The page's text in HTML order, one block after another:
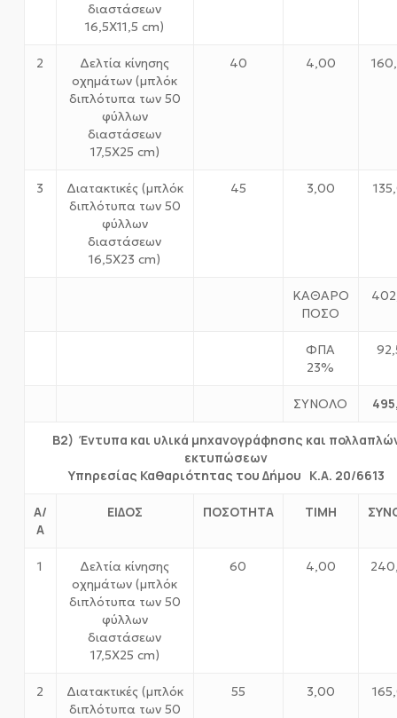
διαστάσεων
16,5Χ11,5 cm)
2
Δελτία κίνησης
οχημάτων (μπλόκ
διπλότυπα των 50
φύλλων
διαστάσεων
17,5Χ25 cm)
40 4,00
3
Διατακτικές (μπλόκ
διπλότυπα των 50
φύλλων
διαστάσεων
16,5Χ23 cm)
45 3,00
ΚΑΘΑΡΟ
ΠΟΣΟ
ΦΠΑ
23%
ΣΥΝΟΛΟ
Β2) Έντυπα και υλικά μηχανογράφησης και
εκτυπώσεων
Υπηρεσίας Καθαριότητας του Δήμου Κ.Α. 20/6613
Α/
Α
ΕΙΔΟΣ ΠΟΣΟΤΗΤΑ ΤΙΜΗ
1
Δελτία κίνησης
οχημάτων (μπλόκ
διπλότυπα των 50
φύλλων
διαστάσεων
17,5Χ25 cm)
60 4,00
2
Διατακτικές (μπλόκ
διπλότυπα των 50
55 3,00